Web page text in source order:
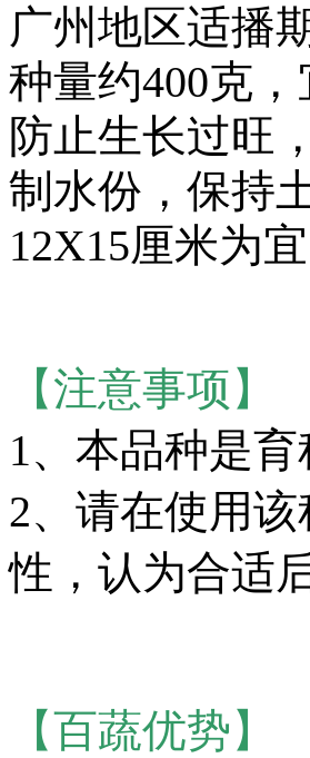
广州地区适播
种量约400克
防止生长过旺
制水份，保持
12X15厘米为宜
【注意事项】
1、本品种是
2、请在使用
性，认为合适
【百蔬优势】